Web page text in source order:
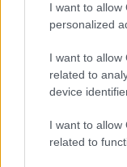
I want to allow
personalized
I want to allow
related to
device
I want to allow
related to
vadul emeli a
után
Vogel egyperces
érzékszervekre
mint egy, a HC
végére semmi
persze a földbe